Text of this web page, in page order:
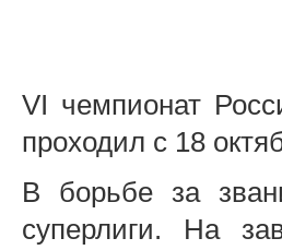
VI чемпионат
проходил с 18
В борьбе за
суперлиги. На